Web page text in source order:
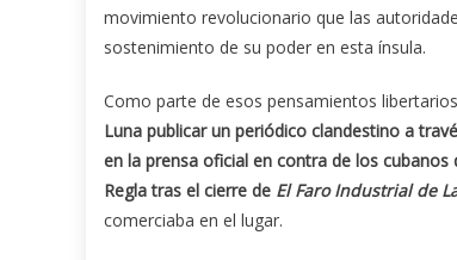
movimiento revolucionario que las
sostenimiento de su poder en esta ínsula.
Como parte de esos pensamientos libertarios
Luna publicar un periódico clandestino a
en la prensa oficial en contra de los
Regla tras el cierre de El Faro Industrial de
comerciaba en el lugar.